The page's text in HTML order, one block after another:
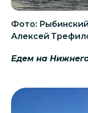
Фото:
Алексей
Едем на